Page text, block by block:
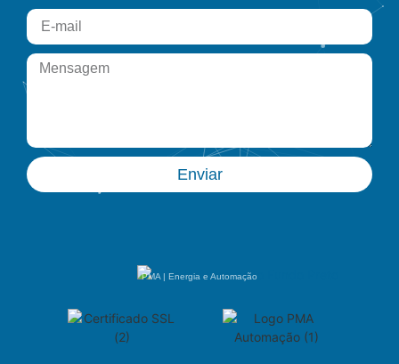
Enviar
PMA | Energia e Automação